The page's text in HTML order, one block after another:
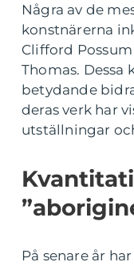
Några av de
konstnärerna
Clifford
Thomas. Dessa
betydande
deras verk har
utställningar
På senare år